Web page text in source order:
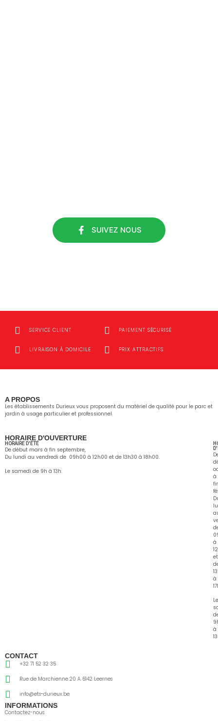
SUIVEZ NOUS
SERVICE CLIENT PAIEMENT SÉCURISÉ
LIVRAISON À DOMICILE PRIX ATTRACTIFS
A PROPOS
Les établissements Durieux vous proposent du matériel de qualité pour le parc et
jardin à usage particulier et professionnel
HORAIRE D'OUVERTURE
HORAIRE D'ÉTÉ
De début mars à fin septembre,
Du lundi au vendredi de 09h00 à 12h00 et de 13h30 à 18h00.
Le samedi de 9h à 13h.
à
à
et
à
Le
à
CONTACT
+32 71 52 32 35
Rue de Marchienne 20 A 6142 Leernes
info@ets-durieux.be
INFORMATIONS
Contactez-nous